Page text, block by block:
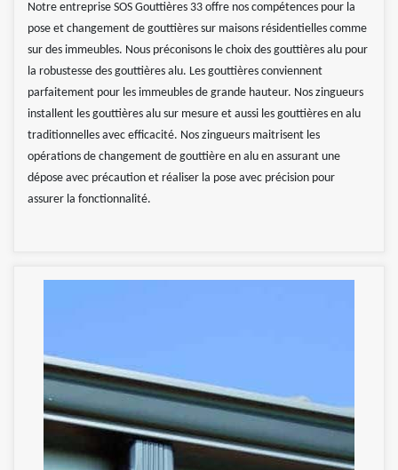
Notre entreprise SOS Gouttières 33 offre nos compétences pour la
pose et changement de gouttières sur maisons résidentielles comme
sur des immeubles. Nous préconisons le choix des gouttières alu pour
la robustesse des gouttières alu. Les gouttières conviennent
parfaitement pour les immeubles de grande hauteur. Nos zingueurs
installent les gouttières alu sur mesure et aussi les gouttières en alu
traditionnelles avec efficacité. Nos zingueurs maitrisent les
opérations de changement de gouttière en alu en assurant une
dépose avec précaution et réaliser la pose avec précision pour
assurer la fonctionnalité.